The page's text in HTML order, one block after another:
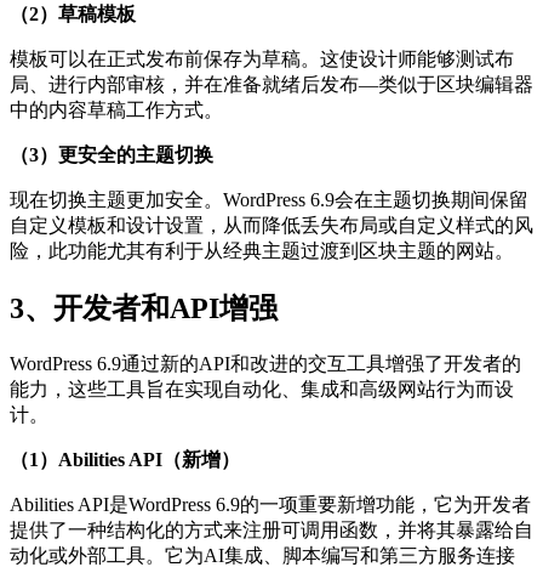
（2）草稿模板
模板可以在正式发布前保存为草稿。这使设计师能够测试布
局、进行内部审核，并在准备就绪后发布—类似于区块编辑器
中的内容草稿工作方式。
（3）更安全的主题切换
现在切换主题更加安全。WordPress 6.9会在主题切换期间保留
自定义模板和设计设置，从而降低丢失布局或自定义样式的风
险，此功能尤其有利于从经典主题过渡到区块主题的网站。
3、开发者和API增强
WordPress 6.9通过新的API和改进的交互工具增强了开发者的
能力，这些工具旨在实现自动化、集成和高级网站行为而设
计。
（1）Abilities API（新增）
Abilities API是WordPress 6.9的一项重要新增功能，它为开发者
提供了一种结构化的方式来注册可调用函数，并将其暴露给自
动化或外部工具。它为AI集成、脚本编写和第三方服务连接